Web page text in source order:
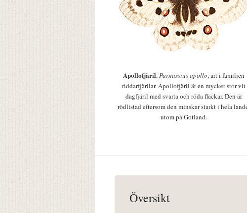
Apollofjäril,Parnassius apollo, art i familjen
riddarfjärilar. Apollofjäril är en mycket stor vit
dagfjäril med svarta och röda fläckar. Den är
rödlistad eftersom den minskar starkt i hela
utom på Gotland.
Översikt